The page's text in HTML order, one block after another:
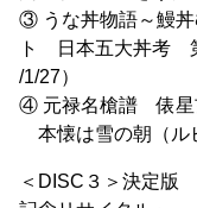
③ うな丼物語～鰻
ト 日本五大丼考
/1/27）
④ 元禄名槍譜 俵
本懐は雪の朝（ル
＜DISC３＞決定版